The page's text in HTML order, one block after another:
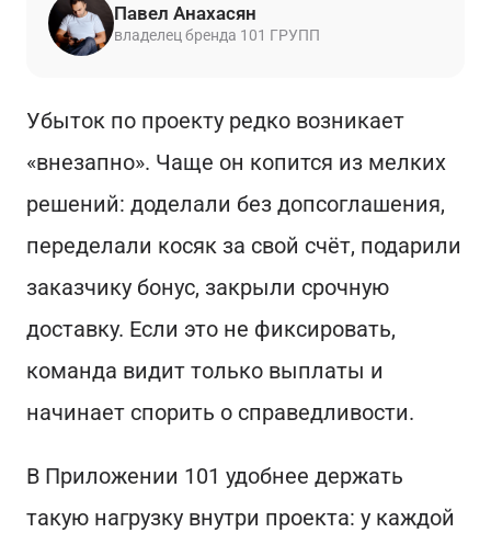
Павел Анахасян
владелец бренда 101 ГРУПП
Убыток по проекту редко возникает
«внезапно». Чаще он копится из мелких
решений: доделали без допсоглашения,
переделали косяк за свой счёт, подарили
заказчику бонус, закрыли срочную
доставку. Если это не фиксировать,
команда видит только выплаты и
начинает спорить о справедливости.
В Приложении 101 удобнее держать
такую нагрузку внутри проекта: у каждой